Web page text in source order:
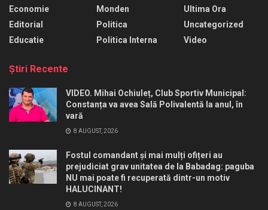
Economie
Editorial
Educatie
Monden
Politica
Politica Interna
Ultima Ora
Uncategorized
Video
Ştiri Recente
VIDEO. Mihai Ochiuleț, Club Sportiv Municipal:
Constanța va avea Sală Polivalentă la anul, în
vară
8 AUGUST, 2026
Fostul comandant și mai mulți ofițeri au
prejudiciat grav unitatea de la Babadag: paguba
NU mai poate fi recuperată dintr-un motiv
HALUCINANT!
8 AUGUST, 2026